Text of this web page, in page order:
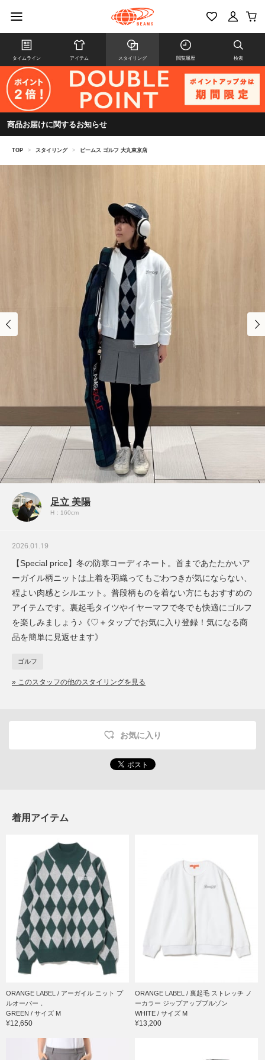
タイムライン アイテム スタイリング 閲覧履歴 検索
商品お届けに関するお知らせ
TOP > スタイリング > ビームス ゴルフ 大丸東京店
足立 美陽
H：160cm
2026.01.19
【Special price】冬の防寒コーディネート。首まであたたかいア
ーガイル柄ニットは上着を羽織ってもごわつきが気にならない、
程よい肉感とシルエット。普段柄ものを着ない方にもおすすめの
アイテムです。裏起毛タイツやイヤーマフで冬でも快適にゴルフ
を楽しみましょう♪《♡＋タップでお気に入り登録！気になる商
品を簡単に見返せます》
ゴルフ
» このスタッフの他のスタイリングを見る
お気に入り
着用アイテム
ORANGE LABEL / アーガイル ニット プ
ルオーバー．
GREEN / サイズ M
¥12,650
ORANGE LABEL / 裏起毛 ストレッチ ノ
ーカラー ジップアップブルゾン
WHITE / サイズ M
¥13,200